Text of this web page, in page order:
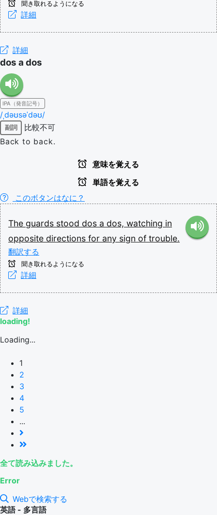
聞き取れるようになる
詳細
詳細
dos a dos
IPA（発音記号）
/ˌdəʊsəˈdəʊ/
副詞
比較不可
Back to back.
意味を覚える
単語を覚える
このボタンはなに？
The guards stood dos a dos, watching in
opposite directions for any sign of trouble.
翻訳する
聞き取れるようになる
詳細
詳細
loading!
Loading...
1
2
3
4
5
...
全て読み込みました。
Error
Webで検索する
英語 - 多言語